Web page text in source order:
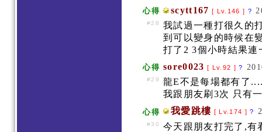
心得 scytt167 [ Lv.146 ] ?
#28
我試過一種打很久的
到可以變身的時候在
打了2 3個小時結果連
心得 sore0023 [ Lv.92 ]?
#29
龍E不是每場都有了
我跟朋友刷3次 只有
心得 我愛跳樓 [ Lv.174 ]?
#30
今天跟朋友打完了,